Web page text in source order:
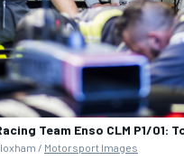
Team Enso CLM P1/01:
/ Motorsport Images